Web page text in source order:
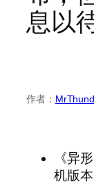
息以
作者：
《异
机版本